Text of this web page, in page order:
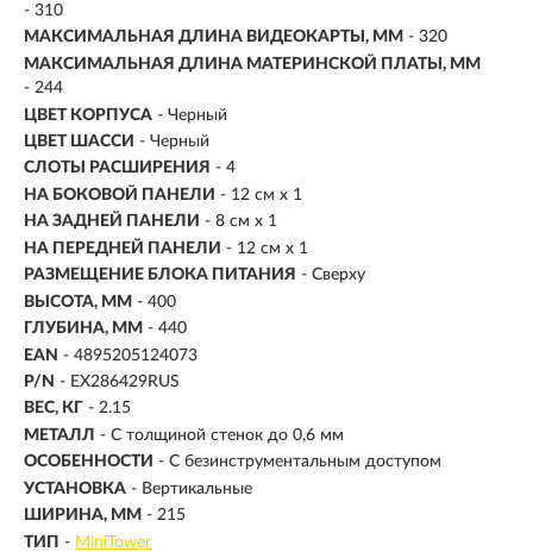
- 310
МАКСИМАЛЬНАЯ ДЛИНА ВИДЕОКАРТЫ, ММ - 320
МАКСИМАЛЬНАЯ ДЛИНА МАТЕРИНСКОЙ ПЛАТЫ, ММ
- 244
ЦВЕТ КОРПУСА - Черный
ЦВЕТ ШАССИ - Черный
СЛОТЫ РАСШИРЕНИЯ - 4
НА БОКОВОЙ ПАНЕЛИ - 12 см x 1
НА ЗАДНЕЙ ПАНЕЛИ - 8 см x 1
НА ПЕРЕДНЕЙ ПАНЕЛИ - 12 см x 1
РАЗМЕЩЕНИЕ БЛОКА ПИТАНИЯ - Сверху
ВЫСОТА, ММ - 400
ГЛУБИНА, ММ - 440
EAN - 4895205124073
P/N - EX286429RUS
ВЕС, КГ - 2.15
МЕТАЛЛ - С толщиной стенок до 0,6 мм
ОСОБЕННОСТИ - С безинструментальным доступом
УСТАНОВКА - Вертикальные
ШИРИНА, ММ - 215
ТИП - MiniTower